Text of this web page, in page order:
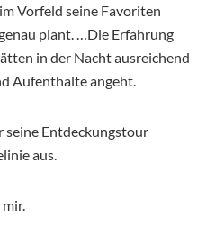
Vorfeld seine Favoriten
plant. …Die Erfahrung
in der Nacht ausreichend
Aufenthalte angeht.
Entdeckungstour
aus.